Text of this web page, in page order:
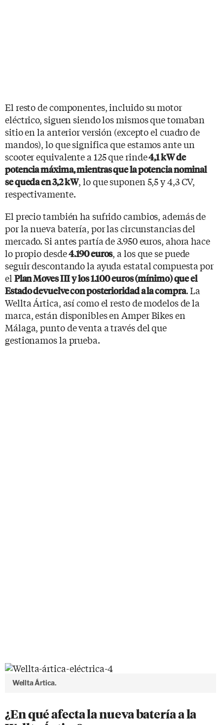
El resto de componentes, incluido su motor
eléctrico, siguen siendo los mismos que tomaban
sitio en la anterior versión (excepto el cuadro de
mandos), lo que significa que estamos ante un
scooter equivalente a 125 que rinde4,1 kW de
potencia máxima, mientras que la potencia nominal
se queda en 3,2 kW, lo que suponen 5,5 y 4,3 CV,
respectivamente.
El precio también ha sufrido cambios, además de
por la nueva batería, por las circunstancias del
mercado. Si antes partía de 3.950 euros, ahora hace
lo propio desde4.190 euros, a los que se puede
seguir descontando la ayuda estatal compuesta por
el Plan Moves III y los 1.100 euros (mínimo) que el
Estado devuelve con posterioridad a la compra. La
Wellta Ártica, así como el resto de modelos de la
marca, están disponibles en Amper Bikes en
Málaga, punto de venta a través del que
gestionamos la prueba.
Wellta Ártica.
¿En qué afecta la nueva batería a la